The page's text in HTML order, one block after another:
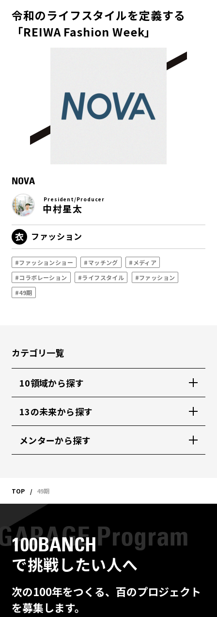
令和のライフスタイルを定義する
「REIWA Fashion Week」
NOVA
President/Producer
中村星太
ファッション
#ファッションショー #マッチング
#メディア
#コラボレーション
#ライフスタイル
#ファッション
#49期
カテゴリ一覧
10領域から探す
13の未来から探す
メンターから探す
TOP 49期
100BANCH
で挑戦したい人へ
次の100年をつくる、百のプロジェクト
を募集します。